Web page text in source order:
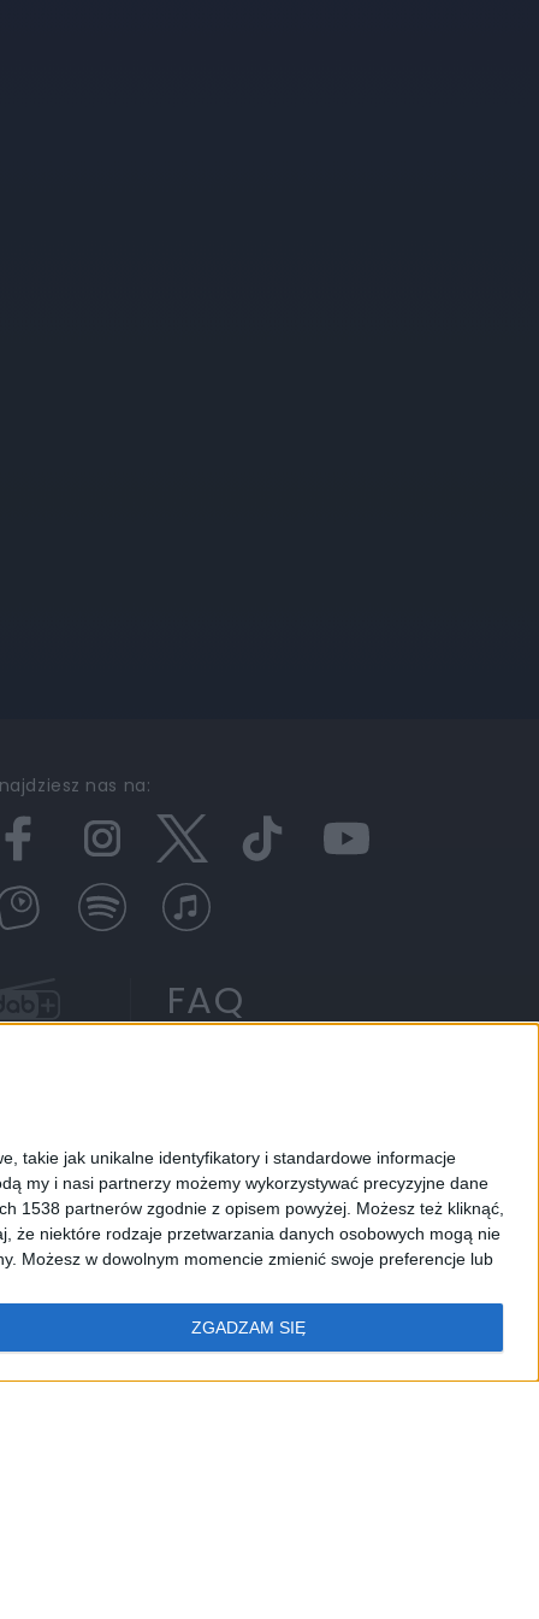
takie jak unikalne identyfikatory i standardowe informacje
my i nasi partnerzy możemy wykorzystywać precyzyjne dane
1538 partnerów zgodnie z opisem powyżej. Możesz też kliknąć,
że niektóre rodzaje przetwarzania danych osobowych mogą nie
Możesz w dowolnym momencie zmienić swoje preferencje lub
ZGADZAM SIĘ
nas na:
FAQ
RADIO CHOPIN RCKL PODCASTY